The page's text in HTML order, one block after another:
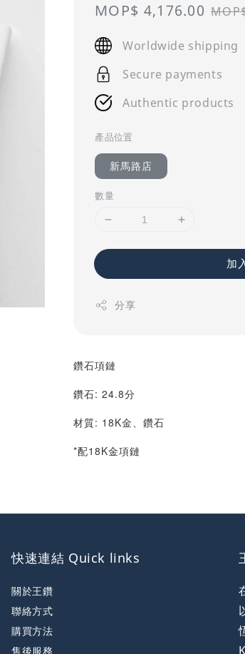
Sale
MOP$ 4,176.00
Worldwide shipping
Secure payments
Authentic products
產品位置
新馬路店
數量
加
分享
鑽石項鏈
鑽石: 24.8分
材質: 18K金、鑽石
*配18K金項鏈
快速連結 Quick links
關於王鑽
聯絡方式
購買方法
售後服務